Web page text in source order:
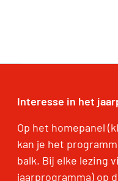
Interesse in het
Op het homepanel
kan je het
balk. Bij elke lezing
jaarprogramma) op